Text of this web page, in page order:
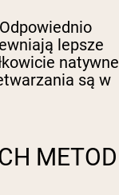
lepsze
natywne
są w
METOD